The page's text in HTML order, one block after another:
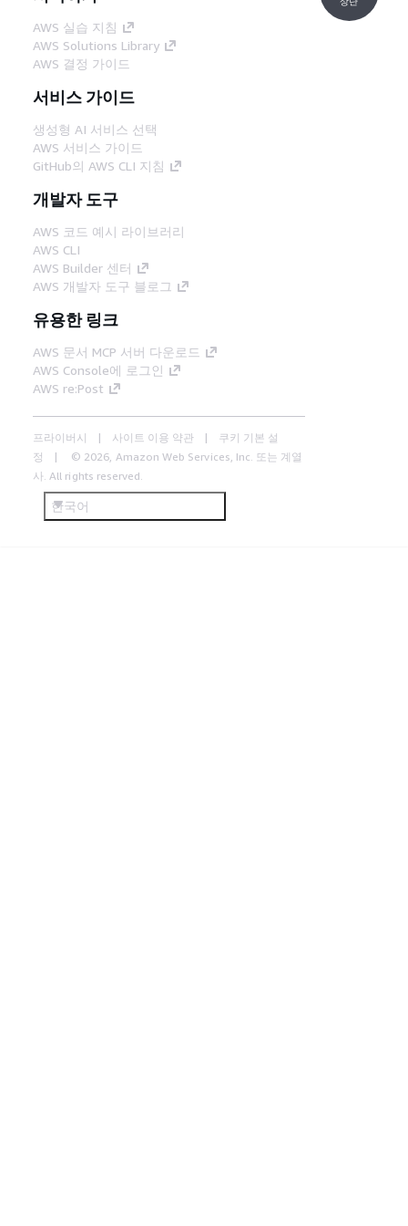
AWS 실습 지침
AWS Solutions Library
AWS 결정 가이드
서비스 가이드
생성형 AI 서비스 선택
AWS 서비스 가이드
GitHub의 AWS CLI 지침
개발자 도구
AWS 코드 예시 라이브러리
AWS CLI
AWS Builder 센터
AWS 개발자 도구 블로그
유용한 링크
AWS 문서 MCP 서버 다운로드
AWS Console에 로그인
AWS re:Post
프라이버시 사이트 이용 약관
쿠키 기본 설
정
© 2026, Amazon Web Services, Inc. 또는 계열
사. All rights reserved.
한국어